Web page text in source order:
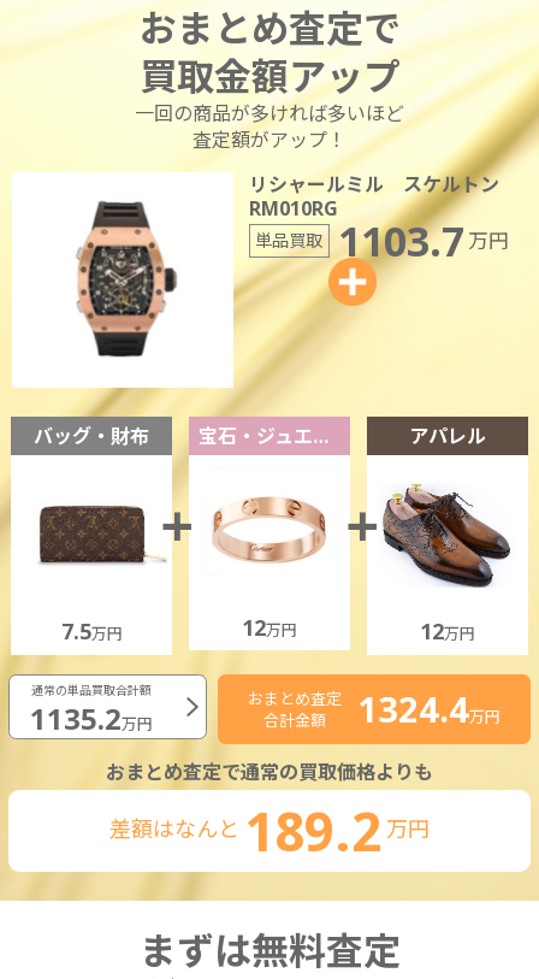
おまとめ査定で
買取金額アップ
一回の商品が多ければ多いほど
査定額がアップ！
リシャールミル スケルトン
RM010RG
単品買取 1103.7 万円
バッグ・財布
7.5万円
宝石・ジュエリー
12万円
アパレル
12万円
通常の単品買取合計額
1135.2万円
おまとめ査定
合計金額
1324.4万円
おまとめ査定で通常の買取価格よりも
差額はなんと 189.2 万円
まずは無料査定